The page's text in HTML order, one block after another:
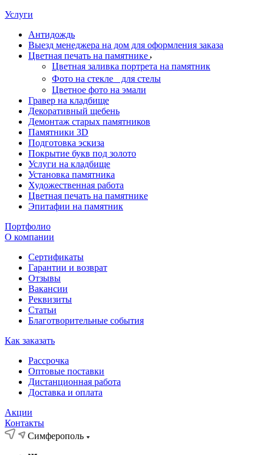
Услуги
Антидождь
Выезд менеджера на дом для оформления заказа
Цветная печать на памятнике
Цветная заливка портрета на памятник
Фото на стекле для стелы
Цветное фото на эмали
Гравер на кладбище
Декоративный щебень
Демонтаж старых памятников
Памятники 3D
Подготовка эскиза
Покрытие букв под золото
Услуги на кладбище
Установка памятника
Художественная работа
Цветная печать на памятнике
Эпитафии на памятник
Портфолио
О компании
Сертификаты
Гарантии и возврат
Отзывы
Вакансии
Реквизиты
Статьи
Благотворительные события
Как заказать
Рассрочка
Оптовые поставки
Дистанционная работа
Доставка и оплата
Акции
Контакты
Симферополь